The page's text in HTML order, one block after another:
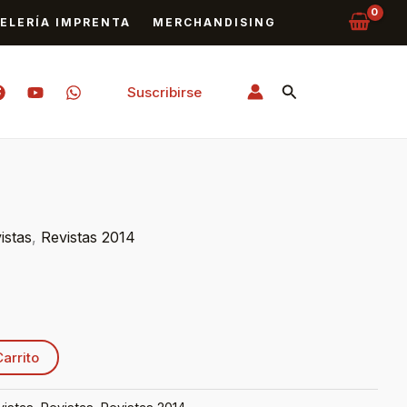
IMPRENTA MERCHANDISING
Suscribirse Buscar
, Revistas 2014